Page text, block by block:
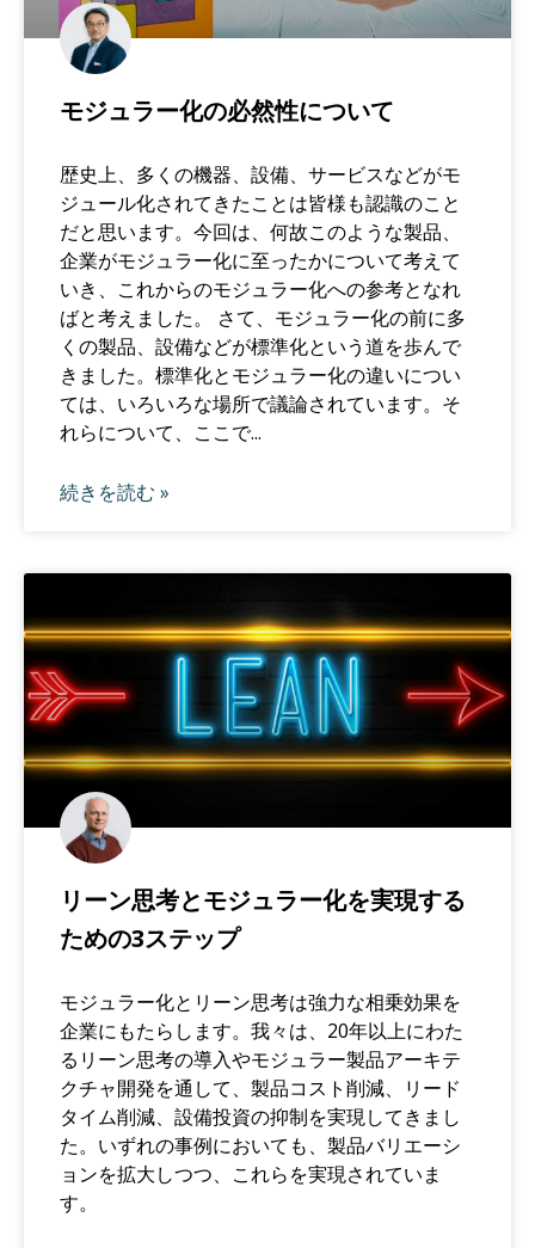
モジュラー化の必然性について
歴史上、多くの機器、設備、サービスなどがモ
ジュール化されてきたことは皆様も認識のこと
だと思います。今回は、何故このような製品、
企業がモジュラー化に至ったかについて考えて
いき、これからのモジュラー化への参考となれ
ばと考えました。 さて、モジュラー化の前に多
くの製品、設備などが標準化という道を歩んで
きました。標準化とモジュラー化の違いについ
ては、いろいろな場所で議論されています。そ
れらについて、ここで...
続きを読む »
リーン思考とモジュラー化を実現する
ための3ステップ
モジュラー化とリーン思考は強力な相乗効果を
企業にもたらします。我々は、20年以上にわた
るリーン思考の導入やモジュラー製品アーキテ
クチャ開発を通して、製品コスト削減、リード
タイム削減、設備投資の抑制を実現してきまし
た。いずれの事例においても、製品バリエーシ
ョンを拡大しつつ、これらを実現されていま
す。